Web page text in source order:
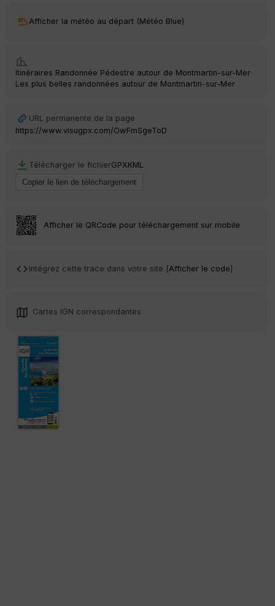
Afficher la météo au départ (Météo Blue)
Itinéraires Randonnée Pédestre autour de Montmartin-sur-Mer·
Les plus belles randonnées autour de Montmartin-sur-Mer
URL permanente de la page
https://www.visugpx.com/OwFmSgeToD
Télécharger le fichierGPXKML
Afficher le QRCode pour téléchargement sur mobile
Intégrez cette trace dans votre site [Afficher le code]
Cartes IGN correspondantes